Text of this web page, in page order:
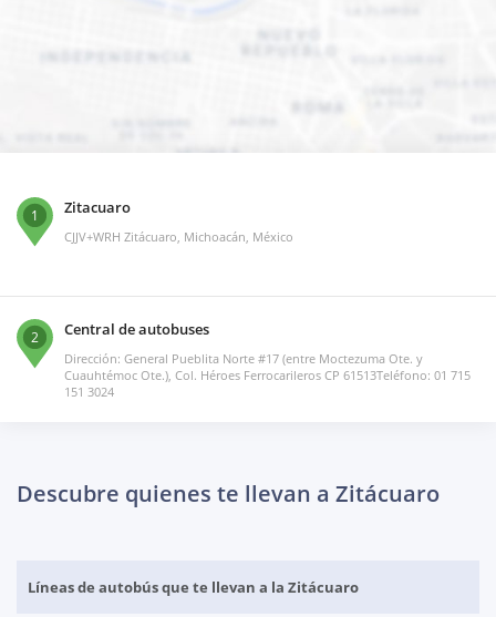
1 Zitacuaro
CJJV+WRH Zitácuaro, Michoacán, México
2 Central de autobuses
Dirección: General Pueblita Norte #17 (entre Moctezuma Ote. y
Cuauhtémoc Ote.), Col. Héroes Ferrocarileros CP 61513Teléfono: 01 715
151 3024
Descubre quienes te llevan a Zitácuaro
Líneas de autobús que te llevan a la Zitácuaro